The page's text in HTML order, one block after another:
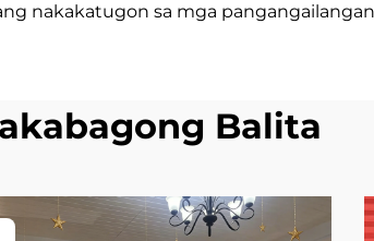
nakakatugon sa mga
Balita